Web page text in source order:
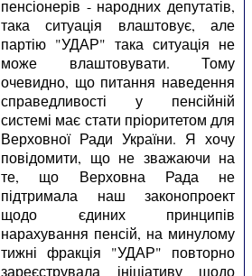
пенсіонерів - народних депутатів,
така ситуація влаштовує, але
партію "УДАР" така ситуація не
може влаштовувати. Тому
очевидно, що питання наведення
справедливості у пенсійній
системі має стати пріоритетом для
Верховної Ради України. Я хочу
повідомити, що не зважаючи на
те, що Верховна Рада не
підтримала наш законопроект
щодо єдиних принципів
нарахування пенсій, на минулому
тижні фракція "УДАР" повторно
зареєструвала ініціативу щодо